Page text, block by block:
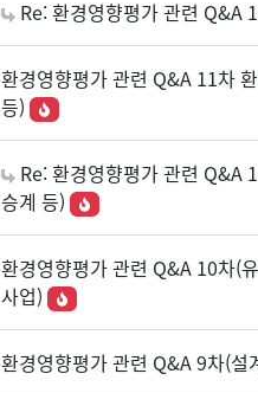
Re: 환경영향평가 관련 Q&A
환경영향평가 관련 Q&A 11차
등)
Re: 환경영향평가 관련 Q&A
승계 등)
환경영향평가 관련 Q&A 10차(
사업)
환경영향평가 관련 Q&A 9차(설